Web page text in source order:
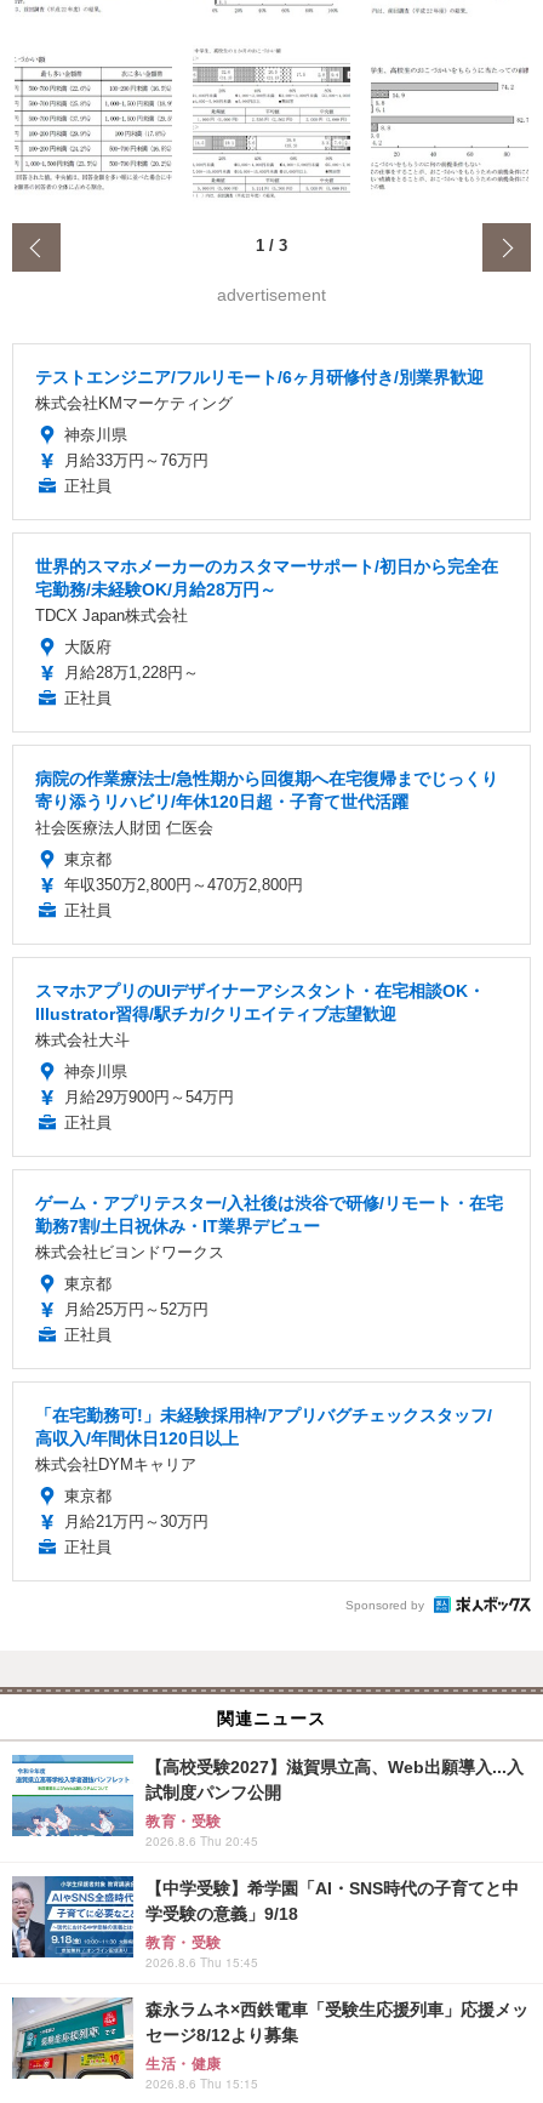
1 / 3
advertisement
テストエンジニア/フルリモート/6ヶ月研修付き/別業界歓迎
株式会社KMマーケティング
神奈川県
月給33万円～76万円
正社員
世界的スマホメーカーのカスタマーサポート/初日から完全在
宅勤務/未経験OK/月給28万円～
TDCX Japan株式会社
大阪府
月給28万1,228円～
正社員
病院の作業療法士/急性期から回復期へ在宅復帰までじっくり
寄り添うリハビリ/年休120日超・子育て世代活躍
社会医療法人財団 仁医会
東京都
年収350万2,800円～470万2,800円
正社員
スマホアプリのUIデザイナーアシスタント・在宅相談OK・
Illustrator習得/駅チカ/クリエイティブ志望歓迎
株式会社大斗
神奈川県
月給29万900円～54万円
正社員
ゲーム・アプリテスター/入社後は渋谷で研修/リモート・在宅
勤務7割/土日祝休み・IT業界デビュー
株式会社ビヨンドワークス
東京都
月給25万円～52万円
正社員
「在宅勤務可!」未経験採用枠/アプリバグチェックスタッフ/
高収入/年間休日120日以上
株式会社DYMキャリア
東京都
月給21万円～30万円
正社員
Sponsored by
関連ニュース
【高校受験2027】滋賀県立高、Web出願導入...入
試制度パンフ公開
教育・受験
2026.8.6 Thu 20:45
【中学受験】希学園「AI・SNS時代の子育てと中
学受験の意義」9/18
教育・受験
2026.8.6 Thu 15:45
森永ラムネ×西鉄電車「受験生応援列車」応援メッ
セージ8/12より募集
生活・健康
2026.8.6 Thu 15:15